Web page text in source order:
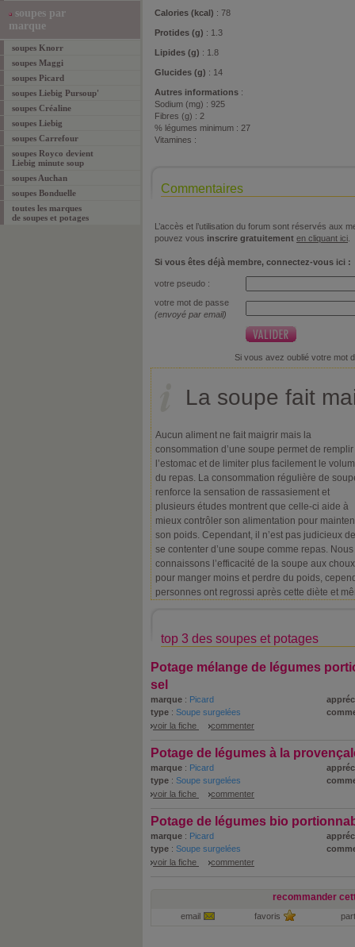
soupes par
marque
soupes Knorr
soupes Maggi
soupes Picard
soupes Liebig Pursoup'
soupes Créaline
soupes Liebig
soupes Carrefour
soupes Royco devient
Liebig minute soup
soupes Auchan
soupes Bonduelle
toutes les marques
de soupes et potages
Calories (kcal) : 78
Protides (g) : 1.3
Lipides (g) : 1.8
Glucides (g) : 14
Autres informations :
Sodium (mg) : 925
Fibres (g) : 2
% légumes minimum : 27
Vitamines :
Commentaires
L’accès et l’utilisation du forum sont réservés aux
pouvez vous inscrire gratuitement en cliquant ici
Si vous êtes déjà membre, connectez-vous ici :
votre pseudo :
votre mot de passe
(envoyé par email)
Si vous avez oublié votre mot
La soupe fait
Aucun aliment ne fait maigrir mais la
consommation d’une soupe permet de remplir
l’estomac et de limiter plus facilement le
du repas. La consommation régulière de
renforce la sensation de rassasiement et
plusieurs études montrent que celle-ci aide à
mieux contrôler son alimentation pour
son poids. Cependant, il n’est pas judicieux de
se contenter d’une soupe comme repas. Nous
connaissons l’efficacité de la soupe aux choux
pour manger moins et perdre du poids,
personnes ont regrossi après cette diète et
top 3 des soupes et potages
Potage mélange de légumes
sel
marque : Picard
type : Soupe surgelées
voir la fiche
commenter
Potage de légumes à la
marque : Picard
type : Soupe surgelées
voir la fiche
commenter
Potage de légumes bio
marque : Picard
type : Soupe surgelées
voir la fiche
commenter
recommander
email favoris